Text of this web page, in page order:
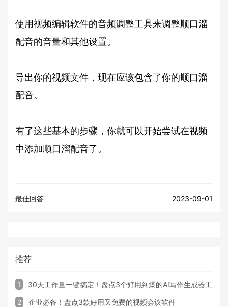
使用视频编辑软件的音频调整工具来调整顺口溜
配音的音量和其他设置。
导出你的视频文件，现在应该包含了你的顺口溜
配音。
有了这些基本的步骤，你就可以开始尝试在视频
中添加顺口溜配音了。
最佳回答 2023-09-01
推荐
1 30天工作量一键搞定！盘点3个好用到爆的AI写作生成器工具
2 企业必备！盘点3款好用又免费的视频会议软件